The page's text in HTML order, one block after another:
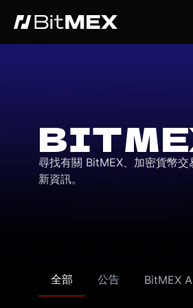
尋找有關 BitMEX、加密貨幣
新資訊。
全部 公告 BitMEX